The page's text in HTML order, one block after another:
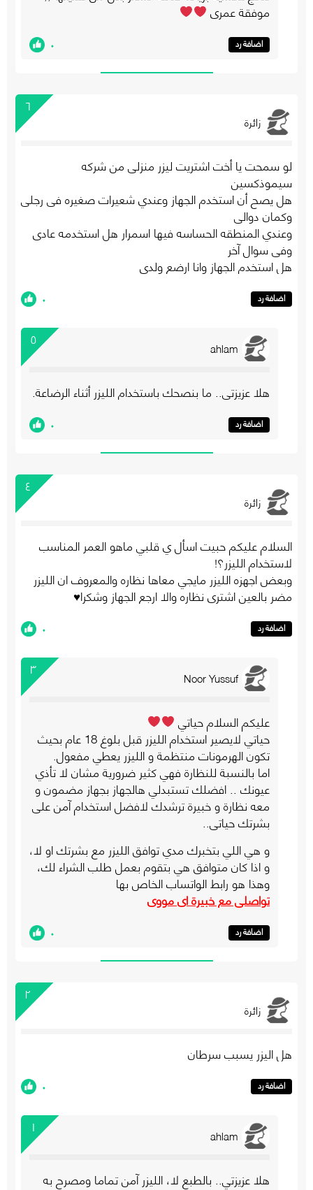
موفقة عمري
اضافة رد ٠
٦
زائرة
لو سمحت يا أخت اشتريت ليزر منزلى من شركه
سيموذكسين
هل يصح أن استخدم الجهاز وعندي شعيرات صغيره فى رجلى
وكمان دوالى
وعندي المنطقه الحساسه فيها اسمرار هل استخدمه عادى
وفى سوال آخر
هل استخدم الجهاز وانا ارضع ولدى
اضافة رد ٠
٥ ahlam
هلا عزيزتي.. ما بنصحك باستخدام الليزر أثناء الرضاعة.
اضافة رد ٠
٤
زائرة
السلام عليكم حبيت اسأل ي قلبي ماهو العمر المناسب
لاستخدام الليزر؟!
وبعض اجهزه الليزر مايجي معاها نظاره والمعروف ان الليزر
مضر بالعين اشتري نظاره والا ارجع الجهاز وشكرا♥️
اضافة رد ٠
٣ Noor Yussuf
عليكم السلام حياتي
حياتي لايصير استخدام الليزر قبل بلوغ 18 عام بحيث
تكون الهرمونات منتظمة و الليزر يعطي مفعول.
اما بالنسبة للنظارة فهي كثير ضرورية مشان لا تأذي
عيونك .. افضلك تستبدلي هالجهاز بجهاز مضمون و
معه نظارة و خبيرة ترشدك لافضل استخدام آمن على
بشرتك حياتي..
و هي اللي بتخبرك مدي توافق الليزر مع بشرتك او لا،
و اذا كان متوافق هي بتقوم بعمل طلب الشراء لك،
وهذا هو رابط الواتساب الخاص بها
تواصلي مع خبيرة اي مووي
اضافة رد ٠
٢
زائرة
هل اليزر يسبب سرطان
اضافة رد ٠
١ ahlam
هلا عزيزتي.. بالطبع لا، الليزر آمن تماما ومصرح به